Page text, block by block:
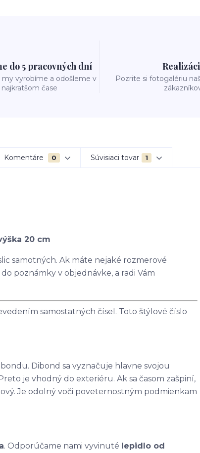
do 5 pracovných dní
my vyrobíme a odošleme v
čase
Pozrite si fotogalériu
Komentáre 0 Súvisiaci tovar 1
20 cm
samotných. Ak máte nejaké rozmerové
poznámky v objednávke, a radi Vám
samostatných čísel. Toto štýlové číslo
Dibond sa vyznačuje hlavne svojou
je vhodný do exteriéru. Ak sa časom zašpiní,
Je odolný voči poveternostným podmienkam
. Odporúčame nami vyvinuté lepidlo od